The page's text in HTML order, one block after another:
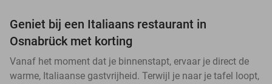
Geniet bij een Italiaans restaurant in
Osnabrück met korting
Vanaf het moment dat je binnenstapt, ervaar je direct de
warme, Italiaanse gastvrijheid. Terwijl je naar je tafel loopt,